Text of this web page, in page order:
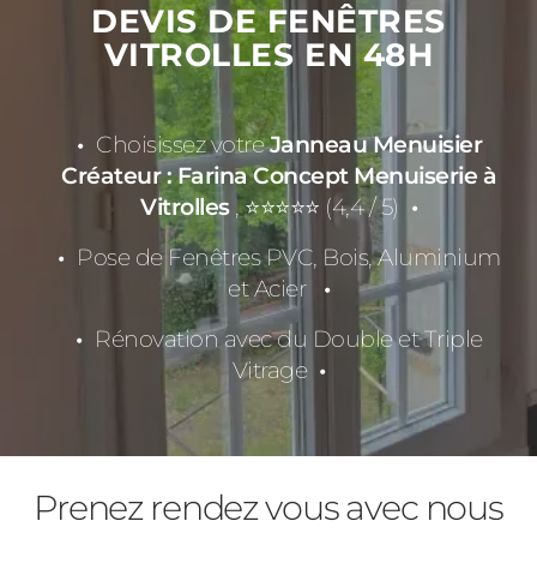
DEVIS DE FENÊTRES
VITROLLES EN 48H
Choisissez votreJanneau Menuisier
Créateur : Farina Concept Menuiserie à
Vitrolles , ⭐⭐⭐⭐⭐ (4,4 / 5)
Pose de Fenêtres PVC, Bois, Aluminium
et Acier
Rénovation avec du Double et Triple
Vitrage
Prenez rendez vous avec nous